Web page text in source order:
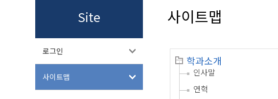
Site
로그인
사이트맵
사이트맵
학과소개
인사말
연혁